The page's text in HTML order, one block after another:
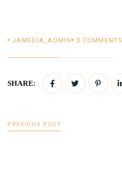
JAMEDIA_ADMIN 0 COMMENTS
SHARE:
PREVIOUS POST